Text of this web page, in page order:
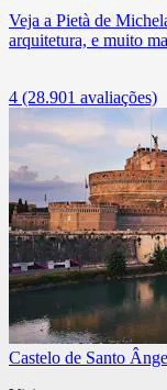
Veja a Pietà de
arquitetura, e muito
4 (28.901 avaliações)
Castelo de Santo